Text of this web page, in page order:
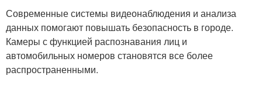
Современные системы видеонаблюдения и анализа
данных помогают повышать безопасность в городе.
Камеры с функцией распознавания лиц и
автомобильных номеров становятся все более
распространенными.